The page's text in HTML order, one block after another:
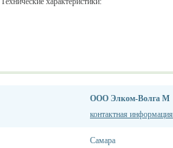
ООО Элком-Волга М
контактная информация
Самара